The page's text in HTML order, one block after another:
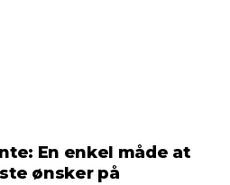
En enkel måde at
ønsker på